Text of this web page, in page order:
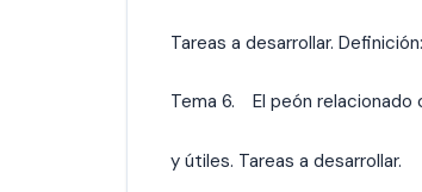
Tareas a desarrollar.
Tema 6. El peón relacionado
y útiles. Tareas a desarrollar.